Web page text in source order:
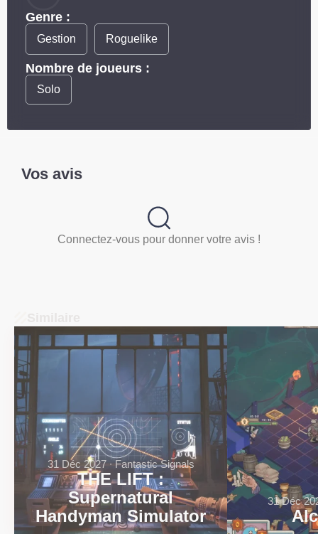
Genre :
Gestion Roguelike
Nombre de joueurs :
Solo
Vos avis
Connectez-vous pour donner votre avis !
THE LIFT :
Supernatural
Handyman Simulator
31 Déc 2027 ∙ Fantastic Signals
31 Déc